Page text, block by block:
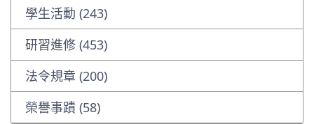
學生活動 (243)
研習進修 (453)
法令規章 (200)
榮譽事蹟 (58)